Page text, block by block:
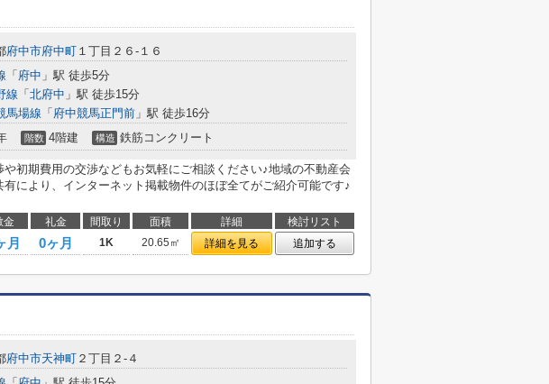
府中市府中町 １丁目２６-１６
「 府中 」駅 徒歩5分
線 「 北府中 」駅 徒歩15分
馬場線 「 府中競馬正門前 」駅 徒歩16分
階数 4階建 構造 鉄筋コンクリート
初期費用の交渉などもお気軽にご相談ください♪地域の不動産会
有により、インターネット掲載物件のほぼ全てがご紹介可能です♪
金 礼金 間取り 面積 詳細
検討リスト
月 0ヶ月 1K 20.65㎡ 詳細を見る 追加する
府中市天神町 ２丁目２-４